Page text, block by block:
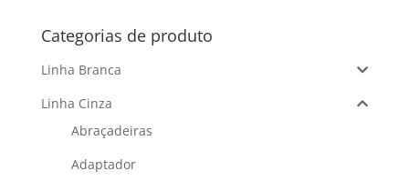
Categorias de produto
Linha Branca
Linha Cinza
Abraçadeiras
Adaptador